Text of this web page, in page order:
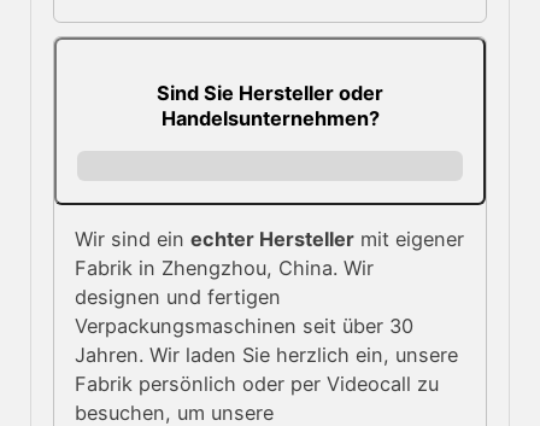
Sind Sie Hersteller oder
Handelsunternehmen?
Wir sind einechter Hersteller mit eigener
Fabrik in Zhengzhou, China. Wir
designen und fertigen
Verpackungsmaschinen seit über 30
Jahren. Wir laden Sie herzlich ein, unsere
Fabrik persönlich oder per Videocall zu
besuchen, um unsere